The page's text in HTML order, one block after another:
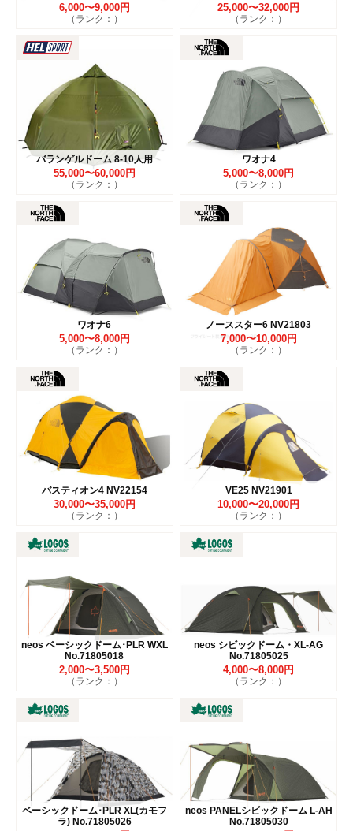
6,000〜9,000円
（ランク：）
25,000〜32,000円
（ランク：）
バランゲルドーム 8-10人用
55,000〜60,000円
（ランク：）
ワオナ4
5,000〜8,000円
（ランク：）
ワオナ6
5,000〜8,000円
（ランク：）
ノーススター6 NV21803
7,000〜10,000円
（ランク：）
バスティオン4 NV22154
30,000〜35,000円
（ランク：）
VE25 NV21901
10,000〜20,000円
（ランク：）
neos ベーシックドーム･PLR WXL
No.71805018
2,000〜3,500円
（ランク：）
neos シビックドーム・XL-AG
No.71805025
4,000〜8,000円
（ランク：）
ベーシックドーム･PLR XL(カモフ
ラ) No.71805026
neos PANELシビックドーム L-AH
No.71805030